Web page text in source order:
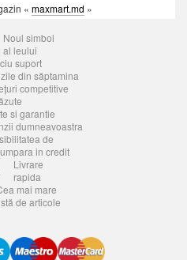
« maxmart.md »
Noul simbol
al leului
suport
din săptamina
competitive
si garantie
dumneavoastra
de
in credit
Livrare
rapida
mai mare
de articole